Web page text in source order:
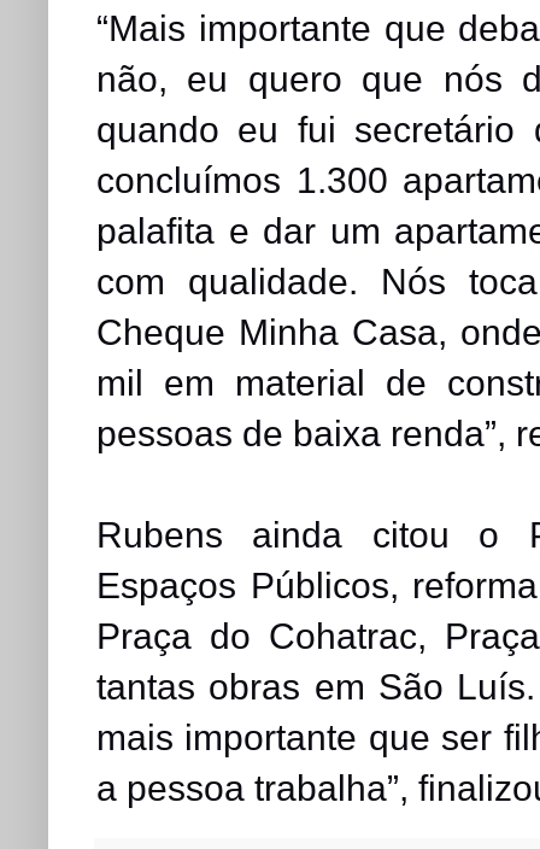
“Mais importante que
não, eu quero que nós
quando eu fui secretário
concluímos 1.300
palafita e dar um
com qualidade. Nós
Cheque Minha Casa,
mil em material de
pessoas de baixa renda”,
Rubens ainda citou o
Espaços Públicos,
Praça do Cohatrac,
tantas obras em São
mais importante que ser
a pessoa trabalha”,